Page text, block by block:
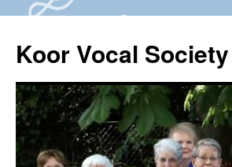
de
inhoud
Koor Vocal